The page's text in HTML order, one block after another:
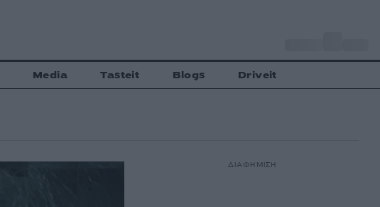
Media Tasteit Blogs Driveit
ΔΙΑΦΗΜΙΣΗ